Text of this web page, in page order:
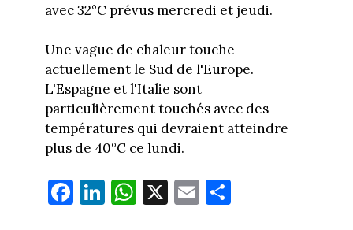
avec 32°C prévus mercredi et jeudi.
Une vague de chaleur touche
actuellement le Sud de l'Europe.
L'Espagne et l'Italie sont
particulièrement touchés avec des
températures qui devraient atteindre
plus de 40°C ce lundi.
Fa
ce
Li
nk
W
ha
X E
m
Pa
rt